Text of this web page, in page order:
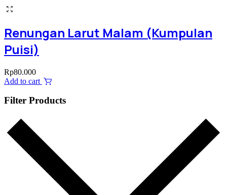
Renungan Larut Malam (Kumpulan
Puisi)
Rp80.000
Add to cart
Filter Products